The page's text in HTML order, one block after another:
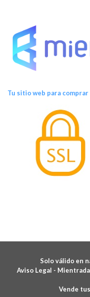
Tu sitio web para
Solo válido en
Aviso Legal -
Vende